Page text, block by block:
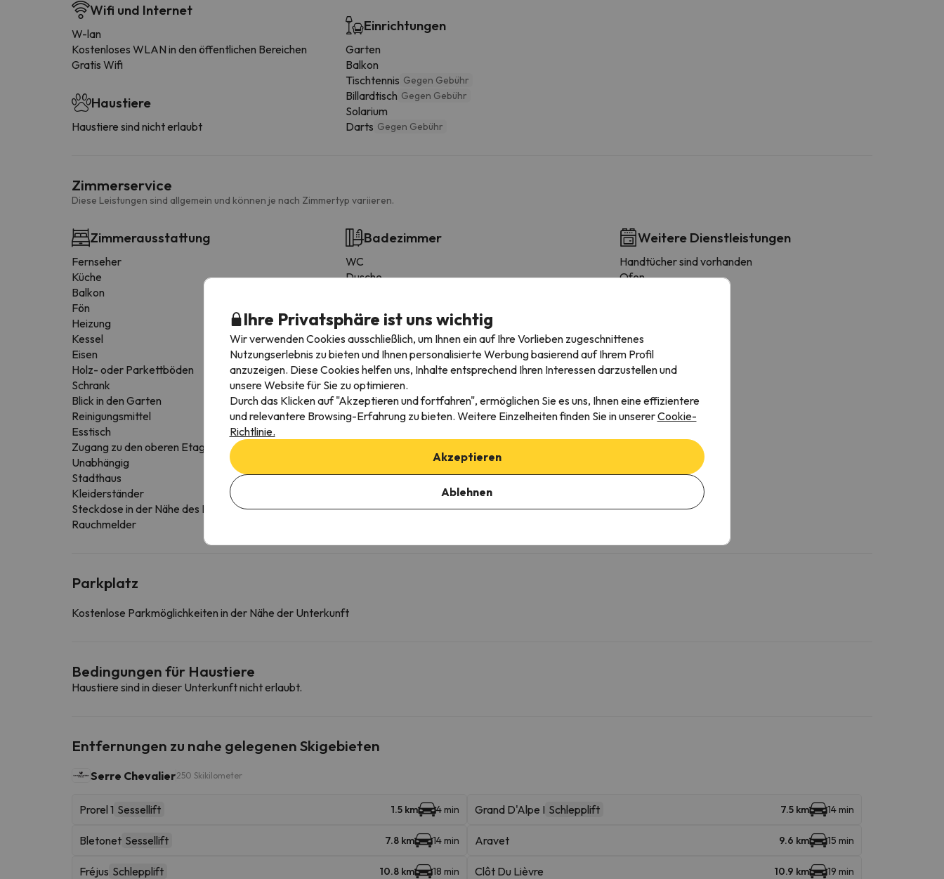
Wifi und Internet
W-lan
Kostenloses WLAN in den öffentlichen Bereichen
Gratis Wifi
Haustiere
Haustiere sind nicht erlaubt
Einrichtungen
Garten
Balkon
Tischtennis Gegen Gebühr
Billardtisch Gegen Gebühr
Solarium
Darts Gegen Gebühr
Zimmerservice
Diese Leistungen sind allgemein und können je nach Zimmertyp variieren.
Zimmerausstattung
Fernseher
Küche
Balkon
Fön
Heizung
Kessel
Eisen
Holz- oder Parkettböden
Schrank
Blick in den Garten
Reinigungsmittel
Esstisch
Zugang zu den oberen Etagen nur über Treppen
Unabhängig
Stadthaus
Kleiderständer
Steckdose in der Nähe des Bettes
Rauchmelder
Badezimmer
WC
Dusche
Privates Badezimmer
Toilettenpapier
Shampoo
Konditionierer
Duschgel
Weitere Dienstleistungen
Handtücher sind vorhanden
Ofen
Wäscheständer
Toaster
Kochgeschirr
Herde
Parkplatz
Kostenlose Parkmöglichkeiten in der Nähe der Unterkunft
Bedingungen für Haustiere
Haustiere sind in dieser Unterkunft nicht erlaubt.
Entfernungen zu nahe gelegenen Skigebieten
Serre Chevalier250 Skikilometer
Prorel 1 Sessellift 1.5 km 4 min Grand D'Alpe I Schlepplift 7.5 km 14 min
Bletonet Sessellift 7.8 km 14 min Aravet 9.6 km 15 min
Fréjus Schlepplift 10.8 km 18 min Clôt Du Lièvre 10.9 km 19 min
Ihre Privatsphäre ist uns wichtig
Wir verwenden Cookies ausschließlich, um Ihnen ein auf Ihre Vorlieben zugeschnittenes
Nutzungserlebnis zu bieten und Ihnen personalisierte Werbung basierend auf Ihrem Profil
anzuzeigen. Diese Cookies helfen uns, Inhalte entsprechend Ihren Interessen darzustellen und
unsere Website für Sie zu optimieren.
Durch das Klicken auf "Akzeptieren und fortfahren", ermöglichen Sie es uns, Ihnen eine effizientere
und relevantere Browsing-Erfahrung zu bieten. Weitere Einzelheiten finden Sie in unsererCookie-
Richtlinie.
Akzeptieren
Ablehnen